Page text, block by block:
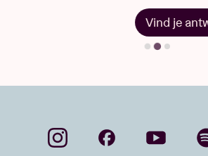
Vind je antwoord